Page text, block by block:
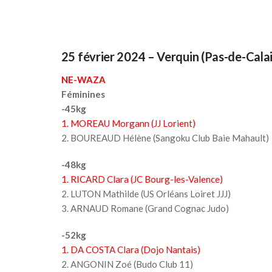
25 février 2024 – Verquin (Pas-de-
NE-WAZA
Féminines
-45kg
1. MOREAU Morgann (JJ Lorient)
2. BOUREAUD Hélène (Sangoku Club Baie Mahault)
-48kg
1. RICARD Clara (JC Bourg-les-Valence)
2. LUTON Mathilde (US Orléans Loiret JJJ)
3. ARNAUD Romane (Grand Cognac Judo)
-52kg
1. DA COSTA Clara (Dojo Nantais)
2. ANGONIN Zoé (Budo Club 11)